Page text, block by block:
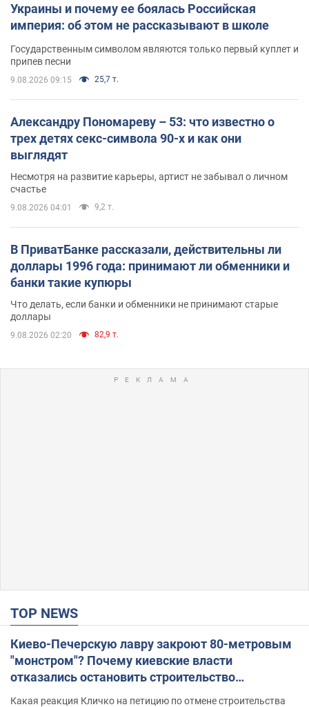
Украины и почему ее боялась Российская
империя: об этом не рассказывают в школе
Государственным символом являются только первый куплет и
припев песни
9.08.2026 09:15 25,7 т.
Александру Пономареву – 53: что известно о
трех детях секс-символа 90-х и как они
выглядят
Несмотря на развитие карьеры, артист не забывал о личном
счастье
9.08.2026 04:01 9,2 т.
В ПриватБанке рассказали, действительны ли
доллары 1996 года: принимают ли обменники и
банки такие купюры
Что делать, если банки и обменники не принимают старые
доллары
9.08.2026 02:20 82,9 т.
TOP NEWS
Киево-Печерскую лавру закроют 80-метровым
"монстром"? Почему киевские власти
отказались остановить строительство
Какая реакция Кличко на петицию по отмене строительства